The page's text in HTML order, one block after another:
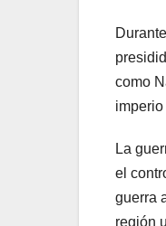
como
La
el
guerra
región